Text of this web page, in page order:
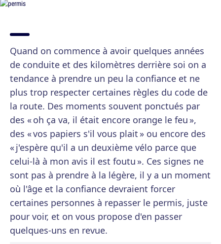
Quand on commence à avoir quelques années
de conduite et des kilomètres derrière soi on a
tendance à prendre un peu la confiance et ne
plus trop respecter certaines règles du code de
la route. Des moments souvent ponctués par
des « oh ça va, il était encore orange le feu »,
des « vos papiers s'il vous plait » ou encore des
« j'espère qu'il a un deuxième vélo parce que
celui-là à mon avis il est foutu ». Ces signes ne
sont pas à prendre à la légère, il y a un moment
où l'âge et la confiance devraient forcer
certaines personnes à repasser le permis, juste
pour voir, et on vous propose d'en passer
quelques-uns en revue.